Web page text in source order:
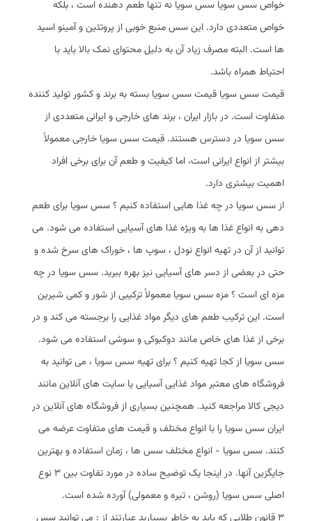
خواص سس سویا سس سویا نه‌ تنها طعم‌ دهنده است ، بلکه
خواص متعددی دارد. این سس منبع خوبی از پروتئین و آمینو اسید
ها است. البته مصرف زیاد آن به دلیل محتوای نمک بالا باید با
احتیاط همراه باشد.
قیمت سس سویا قیمت سس سویا بسته به برند و کشور تولید کننده
متفاوت است. در بازار ایران ، برند های خارجی و ایرانی متعددی از
سس سویا در دسترس هستند. قیمت سس سویا خارجی معمولاً
بیشتر از انواع ایرانی است، اما کیفیت و طعم آن برای برخی افراد
اهمیت بیشتری دارد.
از سس سویا در چه غذا هایی استفاده کنیم ؟ سس سویا برای طعم‌
دهی به انواع غذا ها به‌ ویژه غذا های آسیایی استفاده می‌ شود. می‌
توانید از آن در تهیه انواع نودل ، سوپ‌ ها ، خوراک‌ های سرخ‌ شده و
حتی در بعضی از دسر های آسیایی نیز بهره ببرید. سس سویا در چه
مزه‌ ای است ؟ مزه سس سویا معمولاً ترکیبی از شور و کمی شیرین
است. این ترکیب طعم‌ های دیگر مواد غذایی را برجسته می‌ کند و در
برخی از غذا های خاص مانند دوکبوکی و سوشی استفاده می‌ شود.
سس سویا از کجا تهیه کنیم ؟ برای تهیه سس سویا ، می‌ توانید به
فروشگاه‌ های معتبر مواد غذایی آسیایی یا سایت‌ های آنلاین مانند
دیجی کالا مراجعه کنید. همچنین بسیاری از فروشگاه‌ های آنلاین در
ایران سس سویا را با انواع مختلف و قیمت‌ های متفاوت عرضه می‌
کنند. سس سویا - انواع مختلف سس ها ، زمان استفاده و بهترین
جایگزین آنها. در اینجا یک توضیح ساده در مورد تفاوت بین 3 نوع
اصلی سس سویا (روشن ، تیره و معمولی) آورده شده است.